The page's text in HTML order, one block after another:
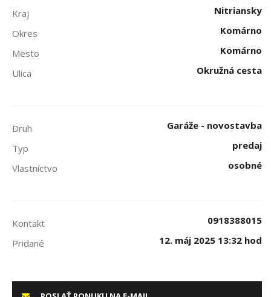
Kraj
Nitriansky
Okres
Komárno
Mesto
Komárno
Ulica
Okružná cesta
Druh
Garáže - novostavba
Typ
predaj
Vlastníctvo
osobné
Kontakt
0918388015
Pridané
12. máj 2025 13:32 hod